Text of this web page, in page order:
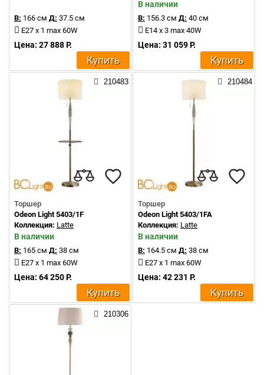
В: 166 см Д: 37.5 см
E27 x 1 max 60W
Цена: 27 888 Р.
Купить
В наличии
В: 156.3 см Д: 40 см
E14 x 3 max 40W
Цена: 31 059 Р.
Купить
210483
Торшер
Odeon Light 5403/1F
Коллекция: Latte
В наличии
В: 165 см Д: 38 см
E27 x 1 max 60W
Цена: 64 250 Р.
Купить
210484
Торшер
Odeon Light 5403/1FA
Коллекция: Latte
В наличии
В: 164.5 см Д: 38 см
E27 x 1 max 60W
Цена: 42 231 Р.
Купить
210306